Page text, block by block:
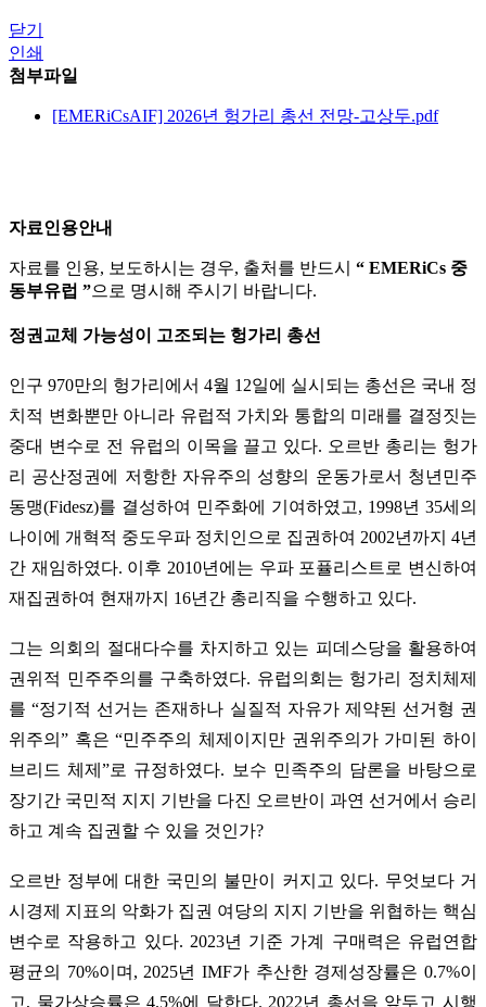
닫기
인쇄
첨부파일
[EMERiCsAIF] 2026년 헝가리 총선 전망-고상두.pdf
자료인용안내
자료를 인용, 보도하시는 경우, 출처를 반드시 “ EMERiCs 중
동부유럽 ”으로 명시해 주시기 바랍니다.
정권교체 가능성이 고조되는 헝가리 총선
인구 970만의 헝가리에서 4월 12일에 실시되는 총선은 국내 정
치적 변화뿐만 아니라 유럽적 가치와 통합의 미래를 결정짓는
중대 변수로 전 유럽의 이목을 끌고 있다. 오르반 총리는 헝가
리 공산정권에 저항한 자유주의 성향의 운동가로서 청년민주
동맹(Fidesz)를 결성하여 민주화에 기여하였고, 1998년 35세의
나이에 개혁적 중도우파 정치인으로 집권하여 2002년까지 4년
간 재임하였다. 이후 2010년에는 우파 포퓰리스트로 변신하여
재집권하여 현재까지 16년간 총리직을 수행하고 있다.
그는 의회의 절대다수를 차지하고 있는 피데스당을 활용하여
권위적 민주주의를 구축하였다. 유럽의회는 헝가리 정치체제
를 “정기적 선거는 존재하나 실질적 자유가 제약된 선거형 권
위주의” 혹은 “민주주의 체제이지만 권위주의가 가미된 하이
브리드 체제”로 규정하였다. 보수 민족주의 담론을 바탕으로
장기간 국민적 지지 기반을 다진 오르반이 과연 선거에서 승리
하고 계속 집권할 수 있을 것인가?
오르반 정부에 대한 국민의 불만이 커지고 있다. 무엇보다 거
시경제 지표의 악화가 집권 여당의 지지 기반을 위협하는 핵심
변수로 작용하고 있다. 2023년 기준 가계 구매력은 유럽연합
평균의 70%이며, 2025년 IMF가 추산한 경제성장률은 0.7%이
고, 물가상승률은 4.5%에 달한다. 2022년 총선을 앞두고 시행